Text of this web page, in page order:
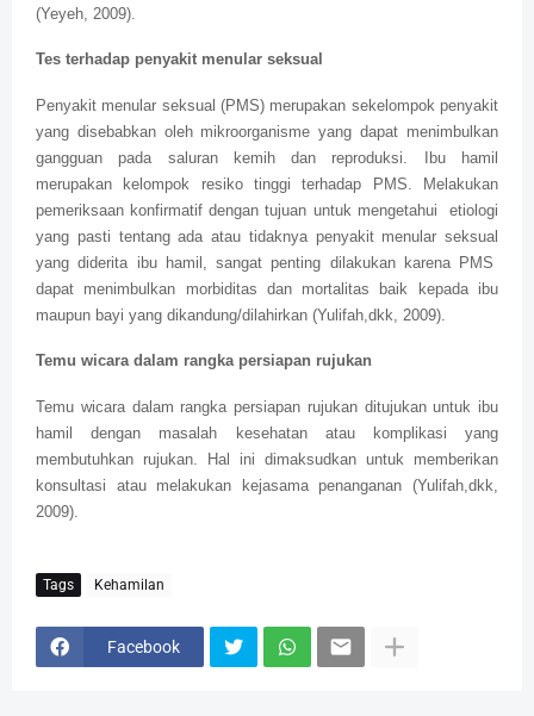
(Yeyeh, 2009).
Tes terhadap penyakit menular seksual
Penyakit menular seksual (PMS) merupakan sekelompok penyakit
yang disebabkan oleh mikroorganisme yang dapat menimbulkan
gangguan pada saluran kemih dan reproduksi. Ibu hamil
merupakan kelompok resiko tinggi terhadap PMS. Melakukan
pemeriksaan konfirmatif dengan tujuan untuk mengetahui
etiologi
yang pasti tentang ada atau tidaknya penyakit menular seksual
yang diderita ibu hamil, sangat penting dilakukan karena PMS
dapat menimbulkan morbiditas dan mortalitas baik kepada ibu
maupun bayi yang dikandung/dilahirkan (Yulifah,dkk, 2009).
Temu wicara dalam rangka persiapan rujukan
Temu wicara dalam rangka persiapan rujukan ditujukan untuk ibu
hamil dengan masalah kesehatan atau komplikasi yang
membutuhkan rujukan. Hal ini dimaksudkan untuk memberikan
konsultasi atau melakukan kejasama penanganan (Yulifah,dkk,
2009).
Tags Kehamilan
Facebook